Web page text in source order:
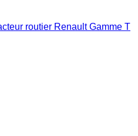
routier Renault Gamme T